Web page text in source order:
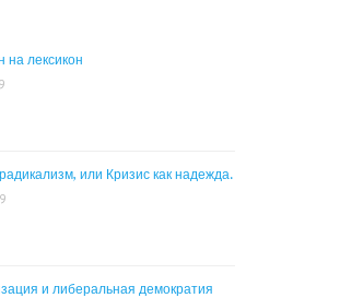
на лексикон
или Кризис как надежда.
и либеральная демократия